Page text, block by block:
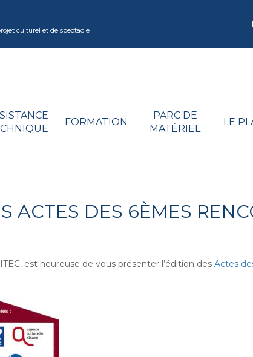
culturel et de spectacle
FORMATION
PARC DE
MATÉRIEL
LE
ACTES DES 6ÈMES
est heureuse de vous présenter l’édition des Actes